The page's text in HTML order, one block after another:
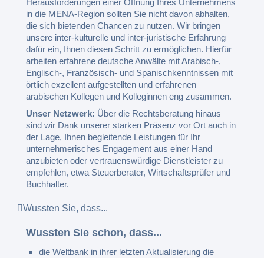
Herausforderungen einer Öffnung Ihres Unternehmens
in die MENA-Region sollten Sie nicht davon abhalten,
die sich bietenden Chancen zu nutzen. Wir bringen
unsere inter-kulturelle und inter-juristische Erfahrung
dafür ein, Ihnen diesen Schritt zu ermöglichen. Hierfür
arbeiten erfahrene deutsche Anwälte mit Arabisch-,
Englisch-, Französisch- und Spanischkenntnissen mit
örtlich exzellent aufgestellten und erfahrenen
arabischen Kollegen und Kolleginnen eng zusammen.
Unser Netzwerk: Über die Rechtsberatung hinaus
sind wir Dank unserer starken Präsenz vor Ort auch in
der Lage, Ihnen begleitende Leistungen für Ihr
unternehmerisches Engagement aus einer Hand
anzubieten oder vertrauenswürdige Dienstleister zu
empfehlen, etwa Steuerberater, Wirtschaftsprüfer und
Buchhalter.
Wussten Sie, dass...
Wussten Sie schon, dass...
die Weltbank in ihrer letzten Aktualisierung die